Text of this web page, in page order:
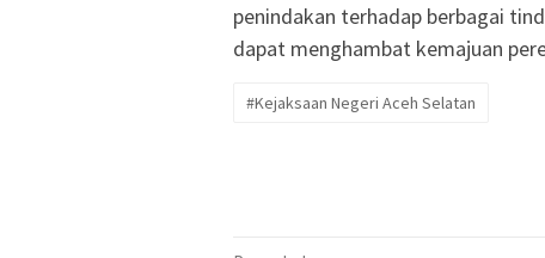
penindakan terhadap berbagai
dapat menghambat kemajuan
#Kejaksaan Negeri Aceh Selatan